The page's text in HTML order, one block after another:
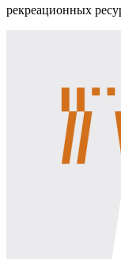
рекреационных